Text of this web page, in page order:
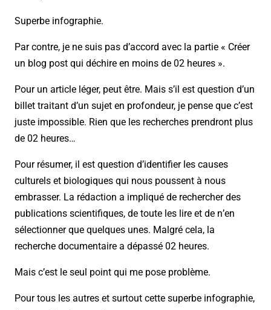
Superbe infographie.
Par contre, je ne suis pas d’accord avec la partie « Créer
un blog post qui déchire en moins de 02 heures ».
Pour un article léger, peut être. Mais s’il est question d’un
billet traitant d’un sujet en profondeur, je pense que c’est
juste impossible. Rien que les recherches prendront plus
de 02 heures…
Pour résumer, il est question d’identifier les causes
culturels et biologiques qui nous poussent à nous
embrasser. La rédaction a impliqué de rechercher des
publications scientifiques, de toute les lire et de n’en
sélectionner que quelques unes. Malgré cela, la
recherche documentaire a dépassé 02 heures.
Mais c’est le seul point qui me pose problème.
Pour tous les autres et surtout cette superbe infographie,